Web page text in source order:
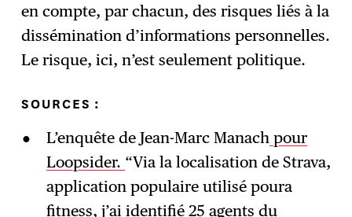
en compte, par chacun, des risques liés à la
dissémination d’informations personnelles.
Le risque, ici, n’est seulement politique.
SOURCES :
L’enquête de Jean-Marc Manachpour
Loopsider. “Via la localisation de Strava,
application populaire utilisé poura
fitness, j’ai identifié 25 agents du